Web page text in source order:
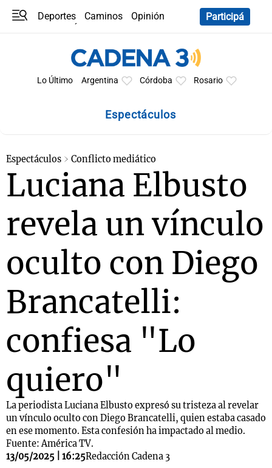
Deportes Caminos
Opinión
Participá
Lo Último Argentina Córdoba Rosario
Espectáculos
Espectáculos Conflicto mediático
Luciana Elbusto
revela un vínculo
oculto con Diego
Brancatelli:
confiesa "Lo
quiero"
La periodista Luciana Elbusto expresó su tristeza al revelar
un vínculo oculto con Diego Brancatelli, quien estaba casado
en ese momento. Esta confesión ha impactado al medio.
Fuente: América TV.
13/05/2025 | 16:25Redacción Cadena 3